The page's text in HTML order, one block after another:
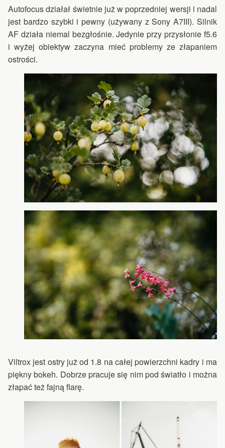
Autofocus działał świetnie już w poprzedniej wersji i nadal
jest bardzo szybki i pewny (używany z Sony A7III). Silnik
AF działa niemal bezgłośnie. Jedynie przy przysłonie f5.6
i wyżej obiektyw zaczyna mieć problemy ze złapaniem
ostrości.
Viltrox jest ostry już od 1.8 na całej powierzchni kadry i ma
piękny bokeh. Dobrze pracuje się nim pod światło i można
złapać też fajną flarę.